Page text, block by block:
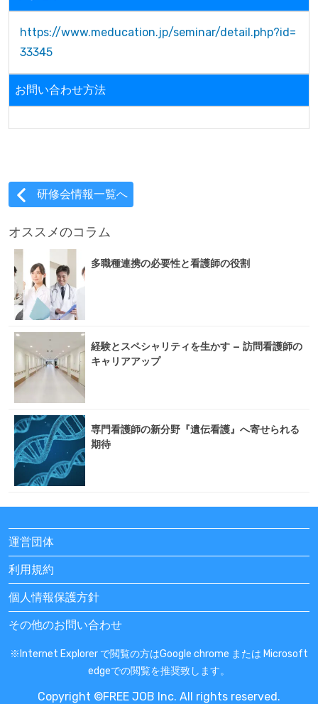
https://www.meducation.jp/seminar/detail.php?id=
33345
お問い合わせ方法
研修会情報一覧へ
オススメのコラム
多職種連携の必要性と看護師の役割
経験とスペシャリティを生かす – 訪問看護師の
キャリアアップ
専門看護師の新分野『遺伝看護』へ寄せられる
期待
運営団体
利用規約
個人情報保護方針
その他のお問い合わせ
※Internet Explorer で閲覧の方はGoogle chrome または Microsoft
edgeでの閲覧を推奨致します。
Copyright ©FREE JOB Inc. All rights reserved.